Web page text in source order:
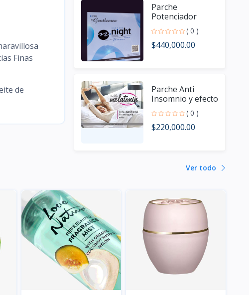
Finas
de
Parche
Potenciador
Sexual Masculino
( 0 )
$440,000.00
Parche Anti
Insomnio y efecto
antienvejecimiento,
24 piezas ( 0 )
$220,000.00
Ver todo